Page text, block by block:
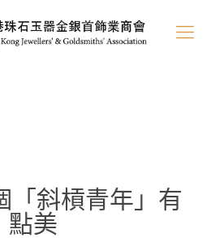
「斜槓青年」有
點美